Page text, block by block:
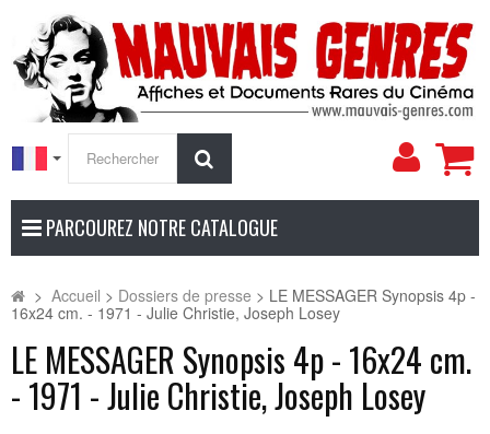
Mon
PARCOUREZ NOTRE CATALOGUE
> Accueil > Dossiers de presse > LE MESSAGER Synopsis 4p -
16x24 cm. - 1971 - Julie Christie, Joseph Losey
LE MESSAGER Synopsis 4p - 16x24 cm.
- 1971 - Julie Christie, Joseph Losey